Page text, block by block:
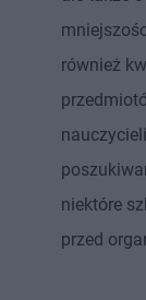
również
niektóre
przed